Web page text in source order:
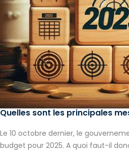
Quelles sont les principales
Le 10 octobre dernier, le
budget pour 2025. A quoi faut-il